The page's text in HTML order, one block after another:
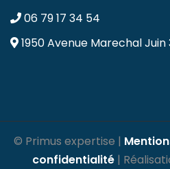
06 79 17 34 54
1950 Avenue Marechal Juin
© Primus expertise |
confidentialité |